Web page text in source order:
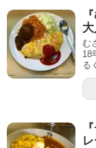
む
18
る